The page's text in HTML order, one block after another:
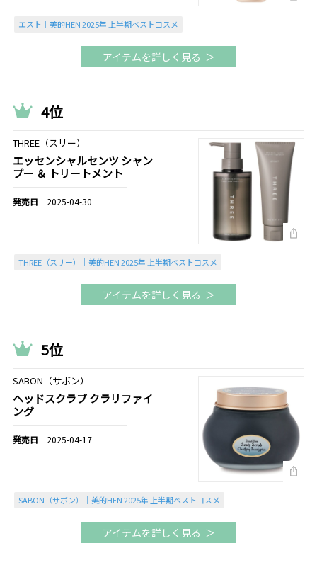
エスト｜美的HEN 2025年 上半期ベストコスメ
アイテムを詳しく見る
4位
THREE（スリー）
エッセンシャルセンツ シャン
プー ＆ トリートメント
2025-04-30
THREE（スリー）｜美的HEN 2025年 上半期ベストコスメ
アイテムを詳しく見る
5位
SABON（サボン）
ヘッドスクラブ クラリファイ
ング
2025-04-17
SABON（サボン）｜美的HEN 2025年 上半期ベストコスメ
アイテムを詳しく見る